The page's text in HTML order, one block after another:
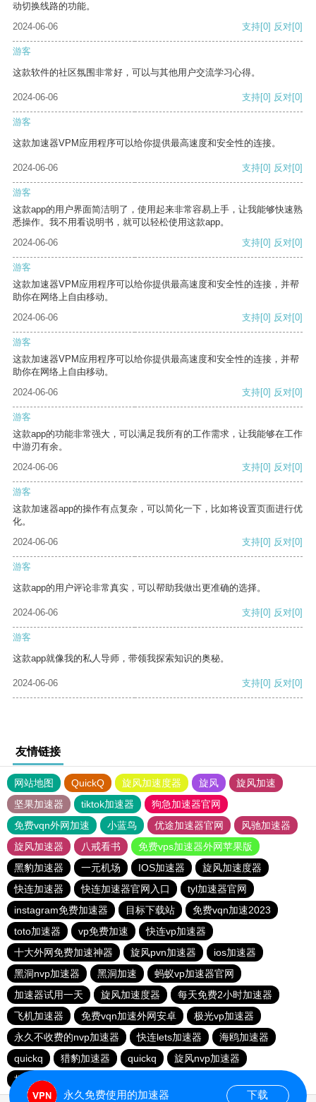
动切换线路的功能。
2024-06-06
支持[0] 反对[0]
游客
这款软件的社区氛围非常好，可以与其他用户交流学习心得。
2024-06-06 支持[0] 反对[0]
游客
这款加速器VPM应用程序可以给你提供最高速度和安全性的连接。
2024-06-06 支持[0] 反对[0]
游客
这款app的用户界面简洁明了，使用起来非常容易上手，让我能够快速熟
悉操作。我不用看说明书，就可以轻松使用这款app。
2024-06-06
支持[0] 反对[0]
游客
这款加速器VPM应用程序可以给你提供最高速度和安全性的连接，并帮
助你在网络上自由移动。
2024-06-06
支持[0] 反对[0]
游客
这款加速器VPM应用程序可以给你提供最高速度和安全性的连接，并帮
助你在网络上自由移动。
2024-06-06
支持[0] 反对[0]
游客
这款app的功能非常强大，可以满足我所有的工作需求，让我能够在工作
中游刃有余。
2024-06-06
支持[0] 反对[0]
游客
这款加速器app的操作有点复杂，可以简化一下，比如将设置页面进行优
化。
2024-06-06
支持[0] 反对[0]
游客
这款app的用户评论非常真实，可以帮助我做出更准确的选择。
2024-06-06 支持[0] 反对[0]
游客
这款app就像我的私人导师，带领我探索知识的奥秘。
2024-06-06 支持[0] 反对[0]
友情链接
网站地图 QuickQ 旋风加速度器 旋风
旋风加速
坚果加速器
tiktok加速器
狗急加速器官网
免费vqn外网加速
小蓝鸟 优途加速器官网
风驰加速器
旋风加速器
八戒看书
免费vps加速器外网苹果版
黑豹加速器
一元机场 IOS加速器
旋风加速度器
快连加速器
快连加速器官网入口
tyl加速器官网
instagram免费加速器
目标下载站
免费vqn加速2023
toto加速器
vp免费加速
快连vp加速器
十大外网免费加速神器
旋风pvn加速器
ios加速器
黑洞nvp加速器
黑洞加速
蚂蚁vp加速器官网
加速器试用一天
旋风加速度器
每天免费2小时加速器
飞机加速器
免费vqn加速外网安卓
极光vp加速器
永久不收费的nvp加速器
快连lets加速器
海鸥加速器
quickq
猎豹加速器 quickq
旋风nvp加速器
极光vqn官网
永久免费使用的加速器 下载